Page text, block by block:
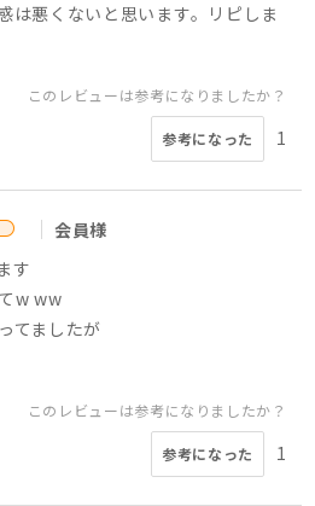
は悪くないと思います。リピしま
このレビューは参考になりましたか？
参考になった 1
会員様
す
w ww
てましたが
このレビューは参考になりましたか？
参考になった 1